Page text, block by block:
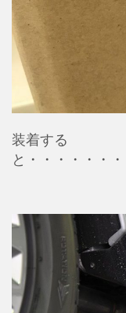
装着する
と・・・・・・